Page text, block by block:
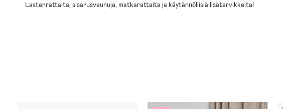
Lastenrattaita, sisarusvaunuja, matkarattaita ja käytännöllisiä lisätarvikkeita!